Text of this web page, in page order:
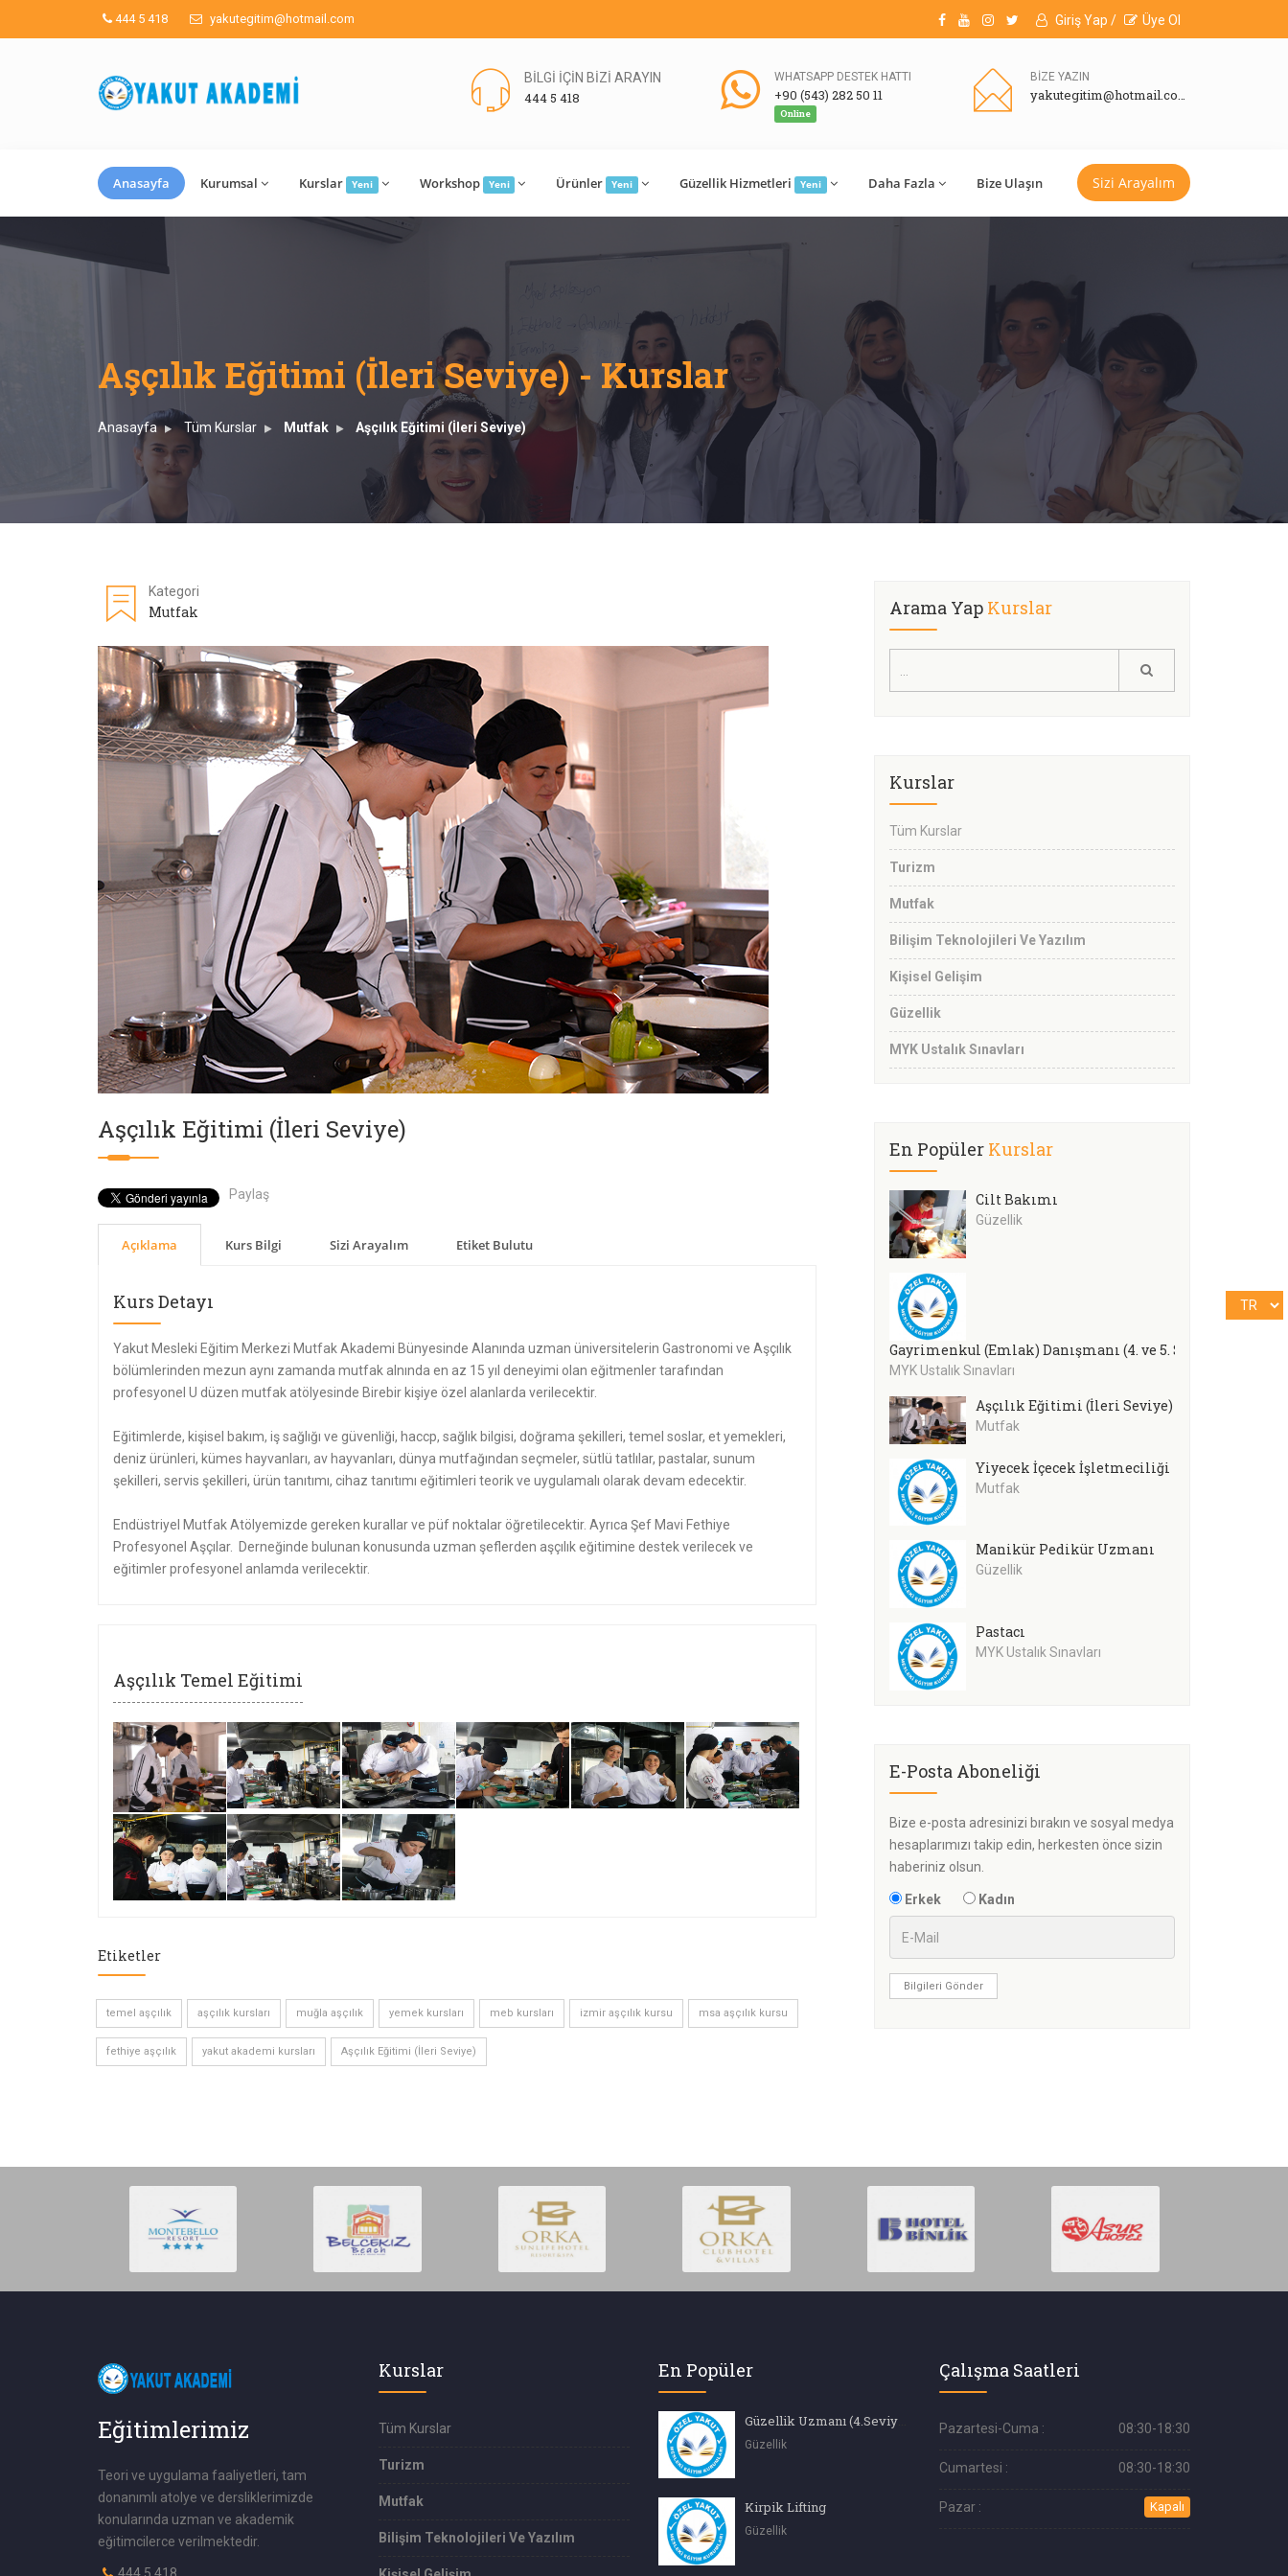
444 5 418 yakutegitim@hotmail.com Giriş Yap / Üye Ol
BİLGİ İÇİN BİZİ ARAYIN
444 5 418
WHATSAPP DESTEK HATTI
+90 (543) 282 50 11
Online
BİZE YAZIN
yakutegitim@hotmail.com
Anasayfa Kurumsal Kurslar Yeni Workshop Yeni Ürünler Yeni Güzellik Hizmetleri Yeni Daha Fazla Bize Ulaşın Sizi Arayalım
Aşçılık Eğitimi (İleri Seviye) - Kurslar
Anasayfa Tüm Kurslar Mutfak Aşçılık Eğitimi (İleri Seviye)
Kategori
Mutfak
Aşçılık Eğitimi (İleri Seviye)
Paylaş
Açıklama Kurs Bilgi Sizi Arayalım Etiket Bulutu
Kurs Detayı
Yakut Mesleki Eğitim Merkezi Mutfak Akademi Bünyesinde Alanında uzman üniversitelerin Gastronomi ve Aşçılık
bölümlerinden mezun aynı zamanda mutfak alnında en az 15 yıl deneyimi olan eğitmenler tarafından
profesyonel U düzen mutfak atölyesinde Birebir kişiye özel alanlarda verilecektir.
Eğitimlerde, kişisel bakım, iş sağlığı ve güvenliği, haccp, sağlık bilgisi, doğrama şekilleri, temel soslar, et yemekleri,
deniz ürünleri, kümes hayvanları, av hayvanları, dünya mutfağından seçmeler, sütlü tatlılar, pastalar, sunum
şekilleri, servis şekilleri, ürün tanıtımı, cihaz tanıtımı eğitimleri teorik ve uygulamalı olarak devam edecektir.
Endüstriyel Mutfak Atölyemizde gereken kurallar ve püf noktalar öğretilecektir. Ayrıca Şef Mavi Fethiye
Profesyonel Aşçılar. Derneğinde bulunan konusunda uzman şeflerden aşçılık eğitimine destek verilecek ve
eğitimler profesyonel anlamda verilecektir.
Aşçılık Temel Eğitimi
Etiketler
temel aşçılık aşçılık kursları muğla aşçılık yemek kursları meb kursları izmir aşçılık kursu msa aşçılık kursu
fethiye aşçılık yakut akademi kursları Aşçılık Eğitimi (İleri Seviye)
Arama Yap Kurslar
Kurslar
Tüm Kurslar
Turizm
Mutfak
Bilişim Teknolojileri Ve Yazılım
Kişisel Gelişim
Güzellik
MYK Ustalık Sınavları
En Popüler Kurslar
Cilt Bakımı
Güzellik
Gayrimenkul (Emlak) Danışmanı (4. ve 5. Seviye)
MYK Ustalık Sınavları
Aşçılık Eğitimi (İleri Seviye)
Mutfak
Yiyecek İçecek İşletmeciliği
Mutfak
Manikür Pedikür Uzmanı
Güzellik
Pastacı
MYK Ustalık Sınavları
E-Posta Aboneliği
Bize e-posta adresinizi bırakın ve sosyal medya
hesaplarımızı takip edin, herkesten önce sizin
haberiniz olsun.
Erkek Kadın
Bilgileri Gönder
Eğitimlerimiz
Teori ve uygulama faaliyetleri, tam
donanımlı atolye ve dersliklerimizde
konularında uzman ve akademik
eğitimcilerce verilmektedir.
444 5 418
Kurslar
Tüm Kurslar
Turizm
Mutfak
Bilişim Teknolojileri Ve Yazılım
En Popüler
Güzellik
Kirpik Lifting
Güzellik
Çalışma Saatleri
Pazartesi-Cuma : 08:30-18:30
Cumartesi : 08:30-18:30
Pazar : Kapalı